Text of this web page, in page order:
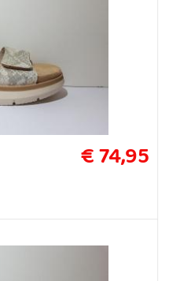
€ 74,95